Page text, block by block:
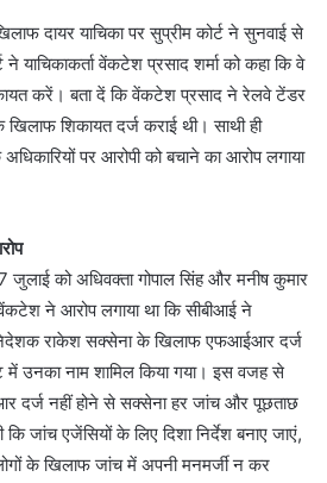
दायर याचिका पर सुप्रीम कोर्ट ने सुनवाई से
याचिकाकर्ता वेंकटेश प्रसाद शर्मा को कहा कि वे
करें। बता दें कि वेंकटेश प्रसाद ने रेलवे टेंडर
खिलाफ शिकायत दर्ज कराई थी। साथी ही
पर आरोपी को बचाने का आरोप लगाया
जुलाई को अधिवक्ता गोपाल सिंह और मनीष कुमार
ने आरोप लगाया था कि सीबीआई ने
राकेश सक्सेना के खिलाफ एफआईआर दर्ज
में उनका नाम शामिल किया गया। इस वजह से
दर्ज नहीं होने से सक्सेना हर जांच और पूछताछ
जांच एजेंसियों के लिए दिशा निर्देश बनाए जाएं,
के खिलाफ जांच में अपनी मनमर्जी न कर